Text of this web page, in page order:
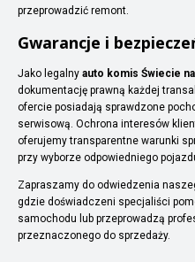
przeprowadzić remont.
Gwarancje i
Jako legalny auto komis Świecie
dokumentację prawną każdej
ofercie posiadają sprawdzone
serwisową. Ochrona interesów
oferujemy transparentne warunki
przy wyborze odpowiedniego
Zapraszamy do odwiedzenia
gdzie doświadczeni specjaliści
samochodu lub przeprowadzą
przeznaczonego do sprzedaży.